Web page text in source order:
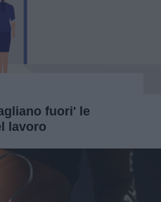
fuori' le
lavoro